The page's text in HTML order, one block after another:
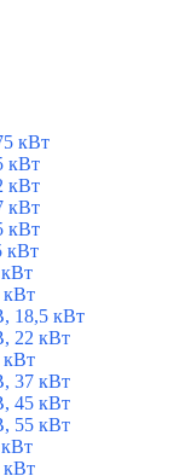
кВт
кВт
кВт
кВт
кВт
кВт
кВт
18,5 кВт
22 кВт
кВт
37 кВт
45 кВт
55 кВт
кВт